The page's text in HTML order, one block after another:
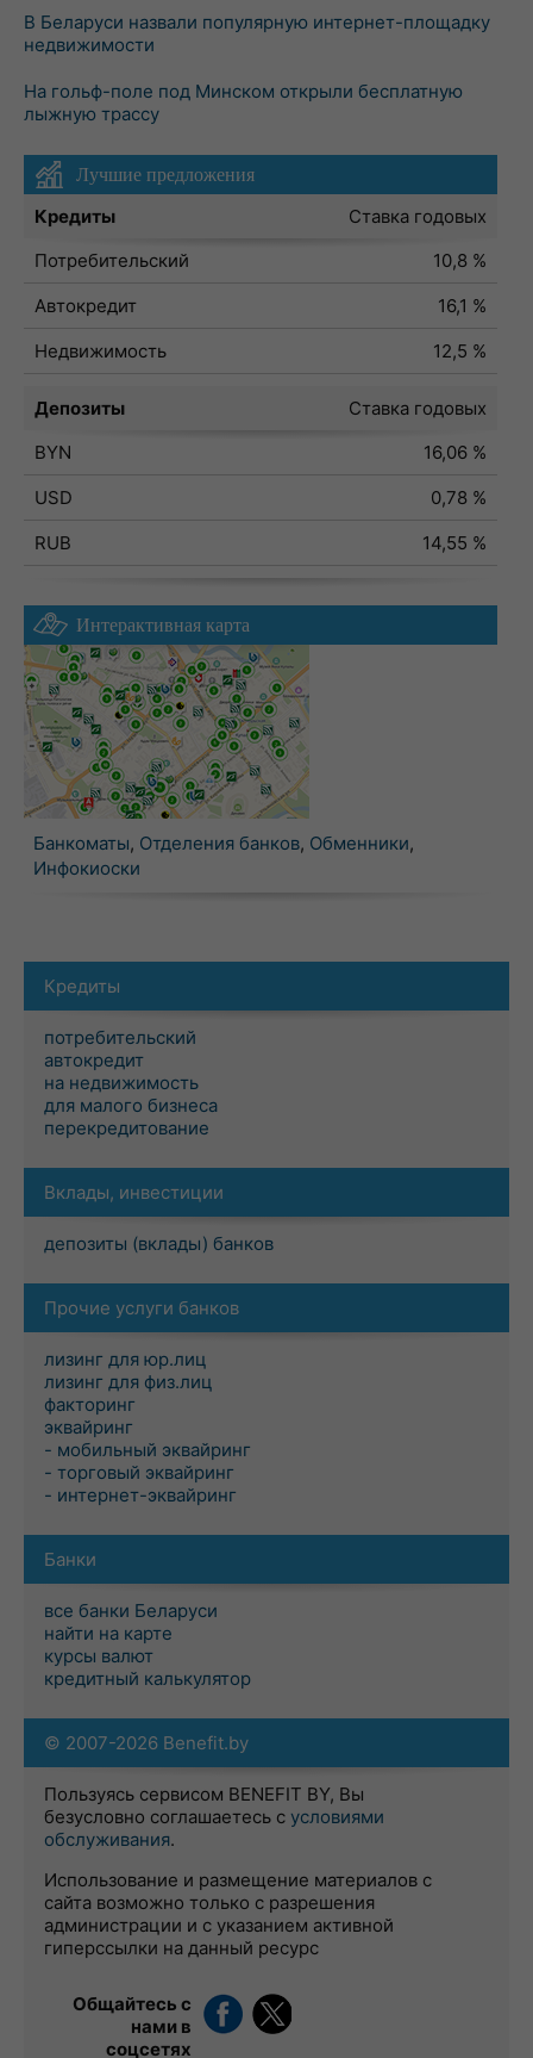
В Беларуси назвали популярную интернет-площадку
недвижимости
На гольф-поле под Минском открыли бесплатную
лыжную трассу
Лучшие предложения
Кредиты
Ставка годовых
Потребительский
10,8 %
Автокредит
16,1 %
Недвижимость
12,5 %
Депозиты
Ставка годовых
BYN
16,06 %
USD
0,78 %
RUB
14,55 %
Интерактивная карта
Банкоматы, Отделения банков, Обменники,
Инфокиоски
Кредиты
потребительский
автокредит
на недвижимость
для малого бизнеса
перекредитование
Вклады, инвестиции
депозиты (вклады) банков
Прочие услуги банков
лизинг для юр.лиц
лизинг для физ.лиц
факторинг
эквайринг
- мобильный эквайринг
- торговый эквайринг
- интернет-эквайринг
Банки
все банки Беларуси
найти на карте
курсы валют
кредитный калькулятор
© 2007-2026 Benefit.by
Пользуясь сервисом BENEFIT BY, Вы
безусловно соглашаетесь с условиями
обслуживания.
Использование и размещение материалов с
сайта возможно только с разрешения
администрации и с указанием активной
гиперссылки на данный ресурс
Общайтесь с
нами в
соцсетях